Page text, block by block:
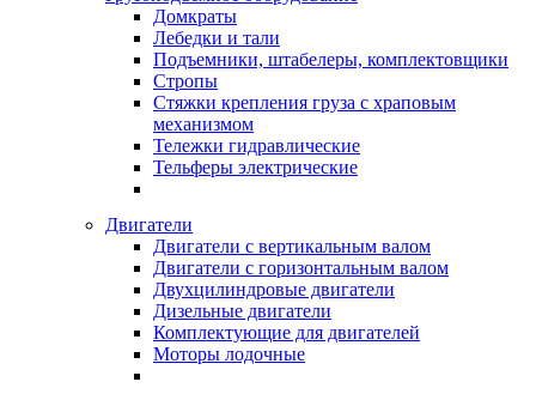
Домкраты
Лебедки и тали
Подъемники, штабелеры, комплектовщики
Стропы
Стяжки крепления груза с храповым
механизмом
Тележки гидравлические
Тельферы электрические
Двигатели
Двигатели с вертикальным валом
Двигатели с горизонтальным валом
Двухцилиндровые двигатели
Дизельные двигатели
Комплектующие для двигателей
Моторы лодочные